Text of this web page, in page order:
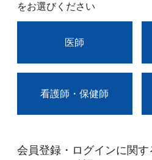
をお選びください
医師
看護師・保健師
会員登録・ログインに関す